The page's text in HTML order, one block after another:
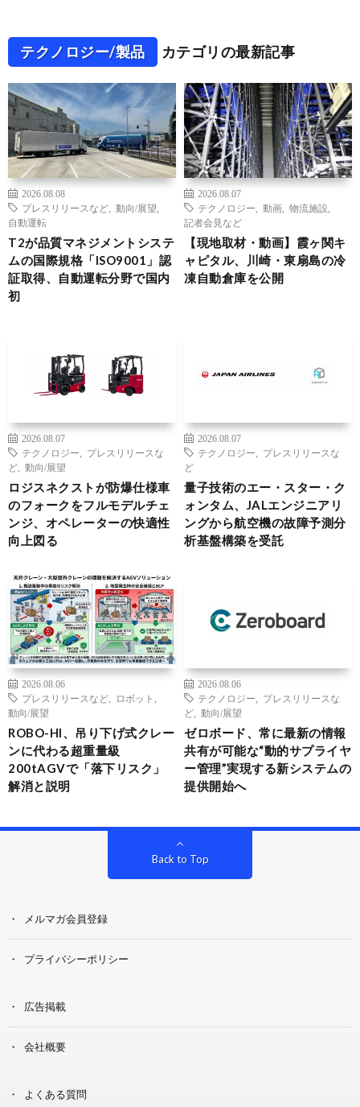
テクノロジー/製品 カテゴリの最新記事
2026.08.08
プレスリリースなど
動向/展望
自動運転
T2が品質マネジメントシステ
ムの国際規格「ISO9001」認
証取得、自動運転分野で国内
初
2026.08.07
テクノロジー
動画 物流施設
記者会見など
【現地取材・動画】霞ヶ関キ
ャピタル、川崎・東扇島の冷
凍自動倉庫を公開
2026.08.07
テクノロジー
プレスリリースな
ど
動向/展望
ロジスネクストが防爆仕様車
のフォークをフルモデルチェ
ンジ、オペレーターの快適性
向上図る
2026.08.07
テクノロジー
プレスリリースな
ど
量子技術のエー・スター・ク
ォンタム、JALエンジニアリ
ングから航空機の故障予測分
析基盤構築を受託
2026.08.06
プレスリリースなど
ロボット
動向/展望
ROBO-HI、吊り下げ式クレー
ンに代わる超重量級
200tAGVで「落下リスク」
解消と説明
2026.08.06
テクノロジー
プレスリリースな
ど
動向/展望
ゼロボード、常に最新の情報
共有が可能な“動的サプライヤ
ー管理”実現する新システムの
提供開始へ
Back to Top
メルマガ会員登録
プライバシーポリシー
広告掲載
会社概要
よくある質問